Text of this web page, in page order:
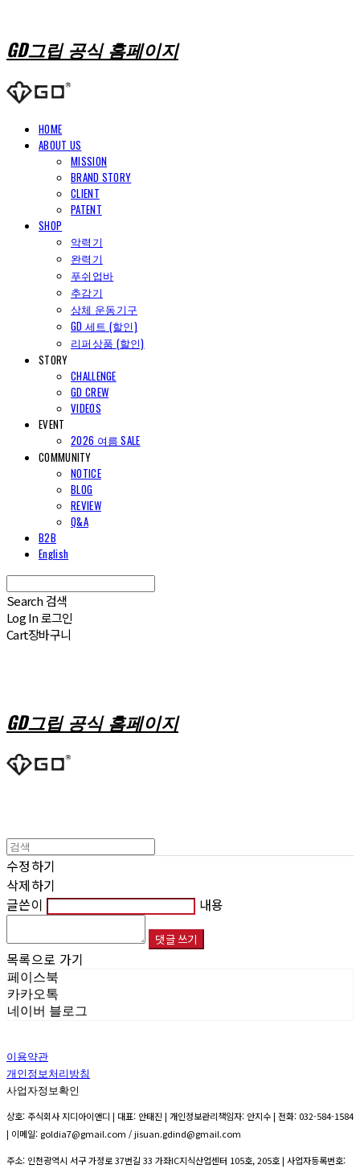
GD그립 공식 홈페이지
HOME
ABOUT US
MISSION
BRAND STORY
CLIENT
PATENT
SHOP
악력기
완력기
푸쉬업바
추감기
상체 운동기구
GD 세트 (할인)
리퍼상품 (할인)
STORY
CHALLENGE
GD CREW
VIDEOS
EVENT
2026 여름 SALE
COMMUNITY
NOTICE
BLOG
REVIEW
Q&A
B2B
English
Search 검색
Log In로그인
Cart장바구니
GD그립 공식 홈페이지
수정하기
삭제하기
글쓴이
내용
댓글 쓰기
목록으로 가기
페이스북
카카오톡
네이버 블로그
이용약관
개인정보처리방침
사업자정보확인
상호: 주식회사 지디아이앤디 | 대표: 안태진 | 개인정보관리책임자: 안지수 | 전화: 032-584-1584
| 이메일: goldia7@gmail.com / jisuan.gdind@gmail.com
주소: 인천광역시 서구 가정로 37번길 33 가좌IC지식산업센터 105호, 205호 | 사업자등록번호: